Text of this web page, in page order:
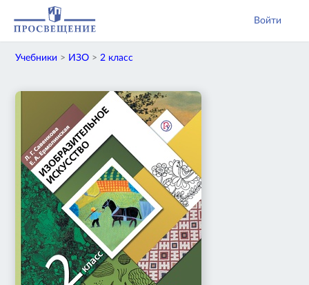
Войти
Учебники > ИЗО >2 класс